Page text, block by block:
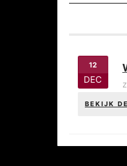
12
DEC
BEKIJK